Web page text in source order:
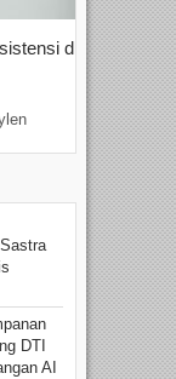
di
DTI
AI